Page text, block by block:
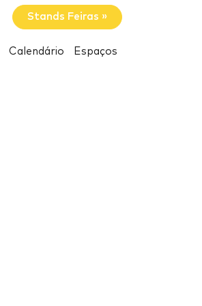
Stands Feiras »
Calendário Espaços